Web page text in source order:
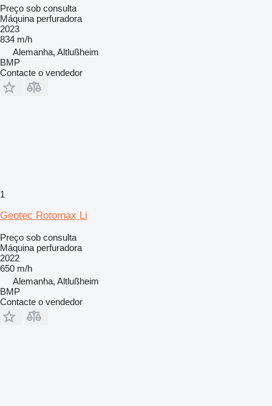
Preço sob consulta
Máquina perfuradora
2023
834 m/h
Alemanha, Altlußheim
BMP
Contacte o vendedor
1
Geotec Rotomax Li
Preço sob consulta
Máquina perfuradora
2022
650 m/h
Alemanha, Altlußheim
BMP
Contacte o vendedor